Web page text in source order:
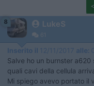
<
8 LukeS
61
Inserito il 12/11/2017 alle:
Salve ho un burnster a620
quali cavi della cellula
Mi spiego avevo portato il